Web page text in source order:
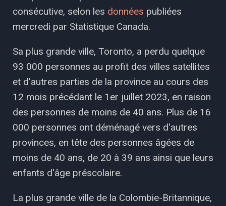
consécutive, selon les données publiées
mercredi par Statistique Canada.
Sa plus grande ville, Toronto, a perdu quelque
93 000 personnes au profit des villes satellites
et d'autres parties de la province au cours des
12 mois précédant le 1er juillet 2023, en raison
des personnes de moins de 40 ans. Plus de 16
000 personnes ont déménagé vers d'autres
provinces, en tête des personnes âgées de
moins de 40 ans, de 20 à 39 ans ainsi que leurs
enfants d'âge préscolaire.
La plus grande ville de la Colombie-Britannique,